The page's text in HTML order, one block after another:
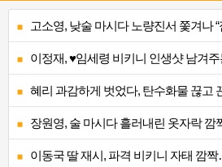
고소영, 낮술 마시다 노량진서 쫓겨나 “
이정재, ♥임세령 비키니 인생샷 남겨
혜리 과감하게 벗었다, 탄수화물 끊고
장원영, 술 마시다 흘러내린 옷자락
이동국 딸 재시, 파격 비키니 자태 깜